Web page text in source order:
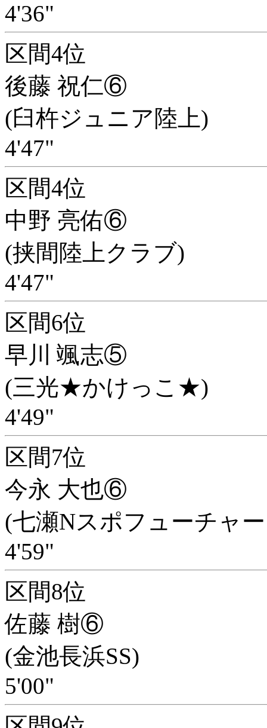
4'36"
区間4位
後藤 祝仁⑥
(臼杵ジュニア陸上)
4'47"
区間4位
中野 亮佑⑥
(挟間陸上クラブ)
4'47"
区間6位
早川 颯志⑤
(三光★かけっこ★)
4'49"
区間7位
今永 大也⑥
(七瀬Nスポフューチャ
4'59"
区間8位
佐藤 樹⑥
(金池長浜SS)
5'00"